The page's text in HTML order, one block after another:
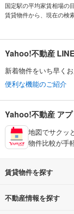
国定駅の平均家賃相場の
賃貸物件から、現在の検
Yahoo!不動産
新着物件をいち早くお
便利な機能のご紹介
Yahoo!不動産 アプ
地図でサクッ
物件比較が手
賃貸物件を探す
路線・駅から探す
不動産情報を探す